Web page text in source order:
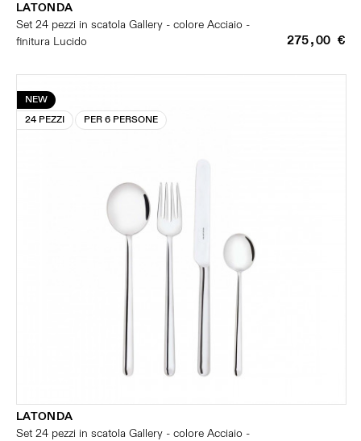
LATONDA
Set 24 pezzi in scatola Gallery - colore Acciaio -
finitura Lucido
275,00 €
NEW
24 PEZZI
PER 6 PERSONE
LATONDA
Set 24 pezzi in scatola Gallery - colore Acciaio -